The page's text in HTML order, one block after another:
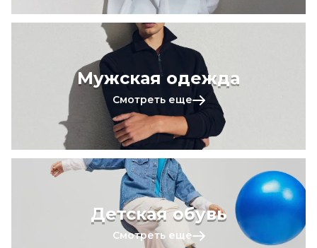
Мужская одежда
Смотреть еще
Детская обувь
Смотреть еще